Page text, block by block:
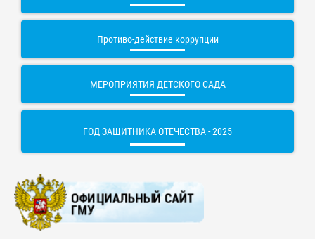
Противо-действие коррупции
МЕРОПРИЯТИЯ ДЕТСКОГО САДА
ГОД ЗАЩИТНИКА ОТЕЧЕСТВА - 2025